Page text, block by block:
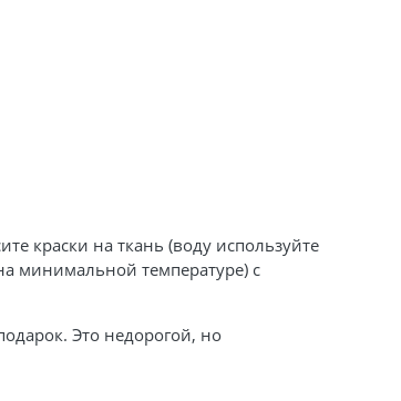
краски на ткань (воду используйте
минимальной температуре) с
Это недорогой, но